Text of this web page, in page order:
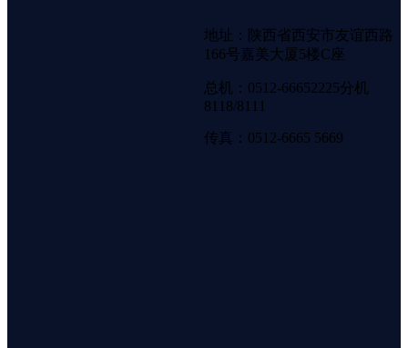
地址：陕西省西安市友谊西路
166号嘉美大厦5楼C座
总机：0512-66652225分机
8118/8111
传真：0512-6665 5669